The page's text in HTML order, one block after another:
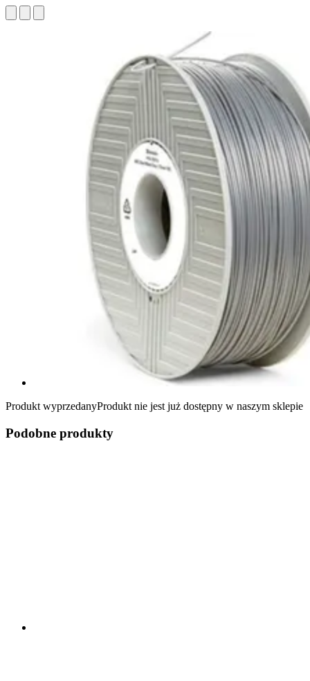
Produkt wyprzedanyProdukt nie jest już dostępny w naszym sklepie
Podobne produkty